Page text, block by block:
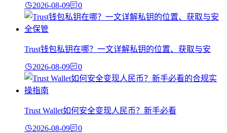
2026-08-09 0
Trust钱包私钥在哪？一文详解私钥的位置、获取与安
2026-08-09 0
Trust Wallet如何安全变现人民币？新手必看
2026-08-09 0